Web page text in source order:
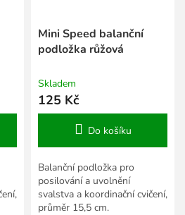
Mini Speed balanční
podložka růžová
Skladem
125 Kč
Do košíku
Balanční podložka pro
posilování a uvolnění
svalstva a koordinační cvičení,
průměr 15,5 cm.